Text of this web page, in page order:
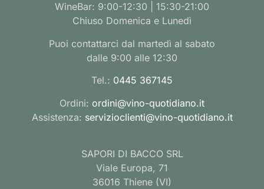
WineBar: 9:00-12:30 | 15:30-21:00
Chiuso Domenica e Lunedì
Puoi contattarci dal martedì al sabato
dalle 9:00 alle 12:30
Tel.: 0445 367145
Ordini: ordini@vino-quotidiano.it
Assistenza: servizioclienti@vino-quotidiano.it
SAPORI DI BACCO SRL
Viale Europa, 71
36016 Thiene (VI)